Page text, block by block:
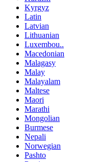
Kyrgyz
Latin
Latvian
Lithuanian
Luxembou..
Macedonian
Malagasy
Malay
Malayalam
Maltese
Maori
Marathi
Mongolian
Burmese
Nepali
Norwegian
Pashto